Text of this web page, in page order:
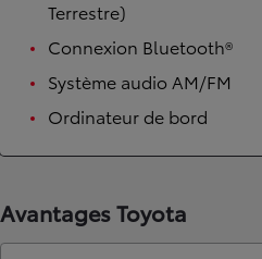
Terrestre)
Connexion Bluetooth®
Système audio AM/FM
Ordinateur de bord
Avantages Toyota